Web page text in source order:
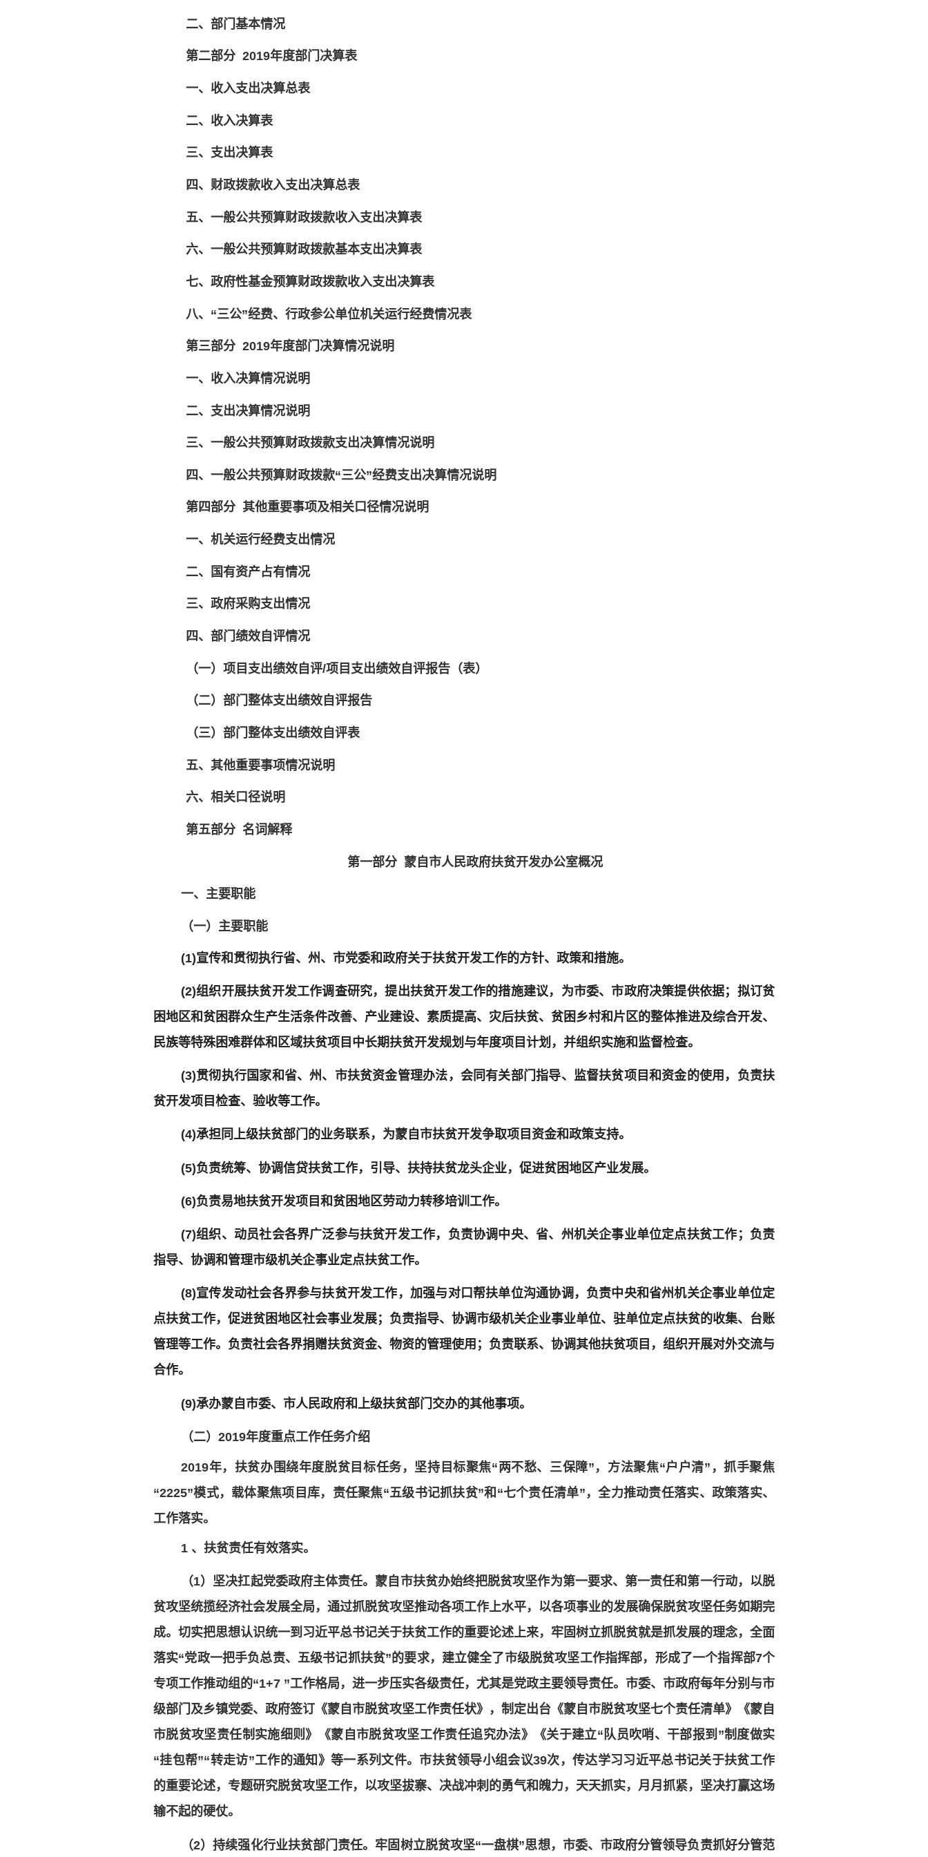
二、部门基本情况
第二部分 2019年度部门决算表
一、收入支出决算总表
二、收入决算表
三、支出决算表
四、财政拨款收入支出决算总表
五、一般公共预算财政拨款收入支出决算表
六、一般公共预算财政拨款基本支出决算表
七、政府性基金预算财政拨款收入支出决算表
八、 “三公”经费、行政参公单位机关运行经费情况表
第三部分 2019年度部门决算情况说明
一、收入决算情况说明
二、支出决算情况说明
三、一般公共预算财政拨款支出决算情况说明
四、一般公共预算财政拨款“三公”经费支出决算情况说明
第四部分 其他重要事项及相关口径情况说明
一、机关运行经费支出情况
二、国有资产占有情况
三、政府采购支出情况
四、部门绩效自评情况
（一）项目支出绩效自评/项目支出绩效自评报告（表）
（二）部门整体支出绩效自评报告
（三）部门整体支出绩效自评表
五、其他重要事项情况说明
六、相关口径说明
第五部分 名词解释
第一部分 蒙自市人民政府扶贫开发办公室概况
一、主要职能
（一）主要职能
(1)宣传和贯彻执行省、州、市党委和政府关于扶贫开发工作的方针、政策和措施。
(2)组织开展扶贫开发工作调查研究，提出扶贫开发工作的措施建议，为市委、市政府决策提供依据；拟订贫
困地区和贫困群众生产生活条件改善、产业建设、素质提高、灾后扶贫、贫困乡村和片区的整体推进及综合开发、
民族等特殊困难群体和区域扶贫项目中长期扶贫开发规划与年度项目计划，并组织实施和监督检查。
(3)贯彻执行国家和省、州、市扶贫资金管理办法，会同有关部门指导、监督扶贫项目和资金的使用，负责扶
贫开发项目检查、验收等工作。
(4)承担同上级扶贫部门的业务联系，为蒙自市扶贫开发争取项目资金和政策支持。
(5)负责统筹、协调信贷扶贫工作，引导、扶持扶贫龙头企业，促进贫困地区产业发展。
(6)负责易地扶贫开发项目和贫困地区劳动力转移培训工作。
(7)组织、动员社会各界广泛参与扶贫开发工作，负责协调中央、省、州机关企事业单位定点扶贫工作；负责
指导、协调和管理市级机关企事业定点扶贫工作。
(8)宣传发动社会各界参与扶贫开发工作，加强与对口帮扶单位沟通协调，负责中央和省州机关企事业单位定
点扶贫工作，促进贫困地区社会事业发展；负责指导、协调市级机关企业事业单位、驻单位定点扶贫的收集、台账
管理等工作。负责社会各界捐赠扶贫资金、物资的管理使用；负责联系、协调其他扶贫项目，组织开展对外交流与
合作。
(9)承办蒙自市委、市人民政府和上级扶贫部门交办的其他事项。
（二）2019年度重点工作任务介绍
2019年，扶贫办围绕年度脱贫目标任务，坚持目标聚焦“两不愁、三保障”，方法聚焦“户户清”，抓手聚焦
“2225”模式，载体聚焦项目库，责任聚焦“五级书记抓扶贫”和“七个责任清单”，全力推动责任落实、政策落实、
工作落实。
1 、扶贫责任有效落实。
（1）坚决扛起党委政府主体责任。蒙自市扶贫办始终把脱贫攻坚作为第一要求、第一责任和第一行动，以脱
贫攻坚统揽经济社会发展全局，通过抓脱贫攻坚推动各项工作上水平，以各项事业的发展确保脱贫攻坚任务如期完
成。切实把思想认识统一到习近平总书记关于扶贫工作的重要论述上来，牢固树立抓脱贫就是抓发展的理念，全面
落实“党政一把手负总责、五级书记抓扶贫”的要求，建立健全了市级脱贫攻坚工作指挥部，形成了一个指挥部7个
专项工作推动组的“1+7 ”工作格局，进一步压实各级责任，尤其是党政主要领导责任。市委、市政府每年分别与市
级部门及乡镇党委、政府签订《蒙自市脱贫攻坚工作责任状》，制定出台《蒙自市脱贫攻坚七个责任清单》《蒙自
市脱贫攻坚责任制实施细则》《蒙自市脱贫攻坚工作责任追究办法》《关于建立“队员吹哨、干部报到”制度做实
“挂包帮”“转走访”工作的通知》等一系列文件。市扶贫领导小组会议39次，传达学习习近平总书记关于扶贫工作
的重要论述，专题研究脱贫攻坚工作，以攻坚拔寨、决战冲刺的勇气和魄力，天天抓实，月月抓紧，坚决打赢这场
输不起的硬仗。
（2）持续强化行业扶贫部门责任。牢固树立脱贫攻坚“一盘棋”思想，市委、市政府分管领导负责抓好分管范